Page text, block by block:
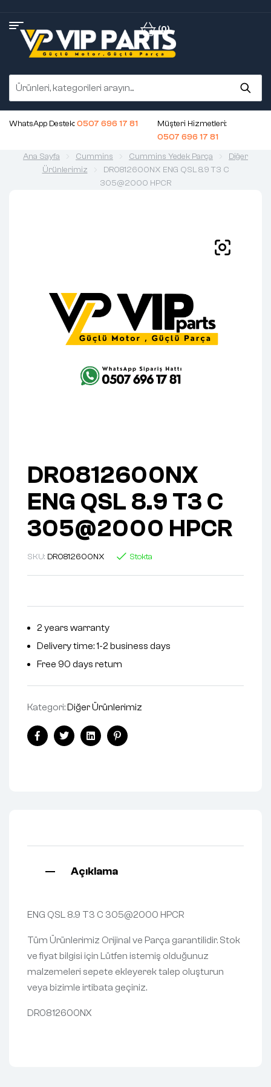
(0)
WhatsApp Destek: 0507 696 17 81
Müşteri Hizmetleri:
0507 696 17 81
Ana Sayfa
Cummins Cummins Yedek Parça
Diğer
Ürünlerimiz
DR0812600NX ENG QSL 8.9 T3 C
305@2000 HPCR
DR0812600NX
ENG QSL 8.9 T3 C
305@2000 HPCR
SKU: DR0812600NX Stokta
2 years warranty
Delivery time: 1-2 business days
Free 90 days return
Kategori:Diğer Ürünlerimiz
FacebookTwitterLinkedinPinterest
Açıklama
ENG QSL 8.9 T3 C 305@2000 HPCR
Tüm Ürünlerimiz Orijinal ve Parça garantilidir. Stok
ve fiyat bilgisi için Lütfen istemiş olduğunuz
malzemeleri sepete ekleyerek talep oluşturun
veya bizimle irtibata geçiniz.
DR0812600NX